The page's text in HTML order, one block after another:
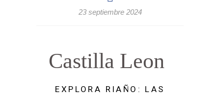
23 septiembre 2024
Castilla Leon
EXPLORA RIAÑO: LAS